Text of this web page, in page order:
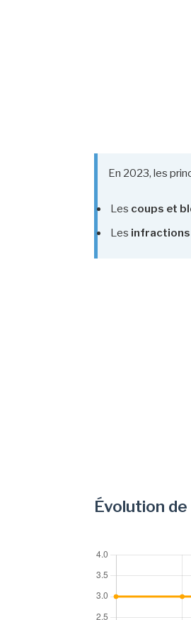
En 2023, les
Les coups et
Les infractions
Évolution